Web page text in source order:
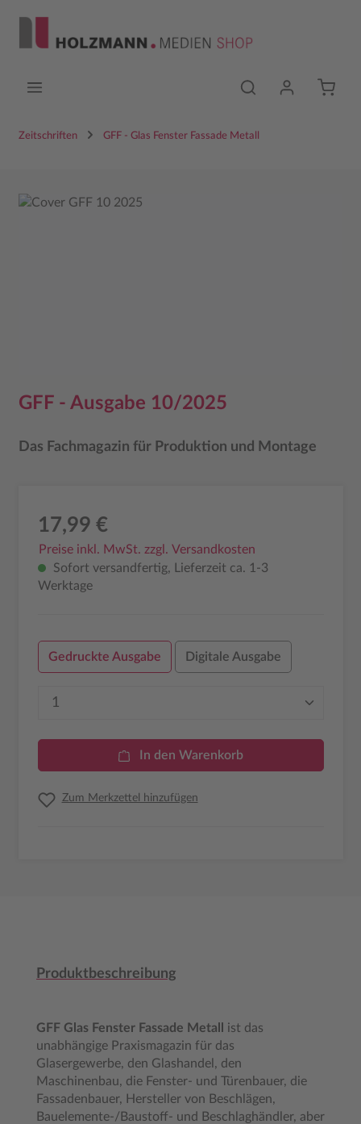
Zeitschriften GFF - Glas Fenster Fassade Metall
Bildergalerie überspringen
GFF - Ausgabe 10/2025
Das Fachmagazin für Produktion und Montage
17,99 €
Preise inkl. MwSt. zzgl. Versandkosten
Sofort versandfertig, Lieferzeit ca. 1-3
Werktage
Gedruckte Ausgabe Digitale Ausgabe
Produkt Anzahl: Gib den gewünschten
In den Warenkorb
Zum Merkzettel hinzufügen
Produktbeschreibung
GFF Glas Fenster Fassade Metall ist das
unabhängige Praxismagazin für das
Glasergewerbe, den Glashandel, den
Maschinenbau, die Fenster- und Türenbauer, die
Fassadenbauer, Hersteller von Beschlägen,
Bauelemente-/Baustoff- und Beschlaghändler, aber